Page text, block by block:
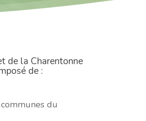
de la Charentonne
de :
du